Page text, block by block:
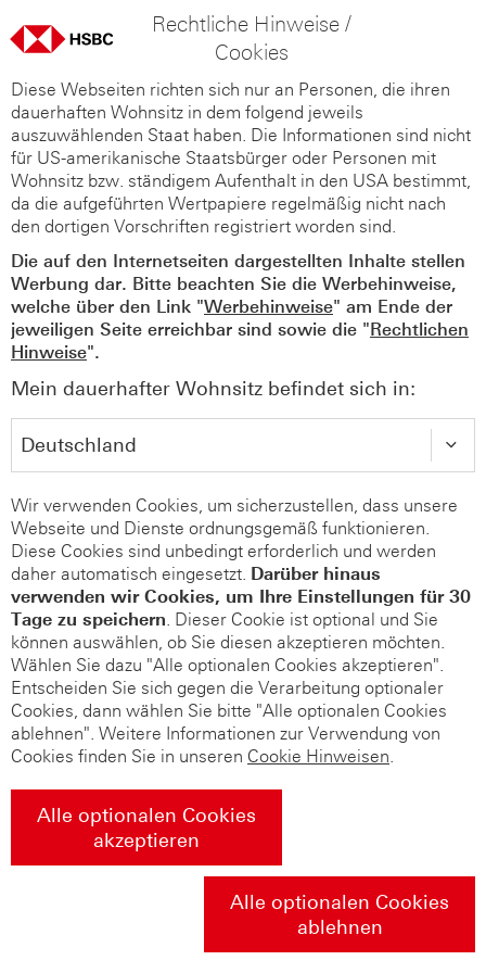
Rechtliche Hinweise /
Cookies
Diese Webseiten richten sich nur an Personen, die ihren
dauerhaften Wohnsitz in dem folgend jeweils
auszuwählenden Staat haben. Die Informationen sind nicht
für US-amerikanische Staatsbürger oder Personen mit
Wohnsitz bzw. ständigem Aufenthalt in den USA bestimmt,
da die aufgeführten Wertpapiere regelmäßig nicht nach
den dortigen Vorschriften registriert worden sind.
Die auf den Internetseiten dargestellten Inhalte stellen
Werbung dar. Bitte beachten Sie die Werbehinweise,
welche über den Link "Werbehinweise" am Ende der
jeweiligen Seite erreichbar sind sowie die "Rechtlichen
Hinweise".
Mein dauerhafter Wohnsitz befindet sich in:
Wir verwenden Cookies, um sicherzustellen, dass unsere
Webseite und Dienste ordnungsgemäß funktionieren.
Diese Cookies sind unbedingt erforderlich und werden
daher automatisch eingesetzt. Darüber hinaus
verwenden wir Cookies, um Ihre Einstellungen für 30
Tage zu speichern. Dieser Cookie ist optional und Sie
können auswählen, ob Sie diesen akzeptieren möchten.
Wählen Sie dazu "Alle optionalen Cookies akzeptieren".
Entscheiden Sie sich gegen die Verarbeitung optionaler
Cookies, dann wählen Sie bitte "Alle optionalen Cookies
ablehnen". Weitere Informationen zur Verwendung von
Cookies finden Sie in unseren Cookie Hinweisen.
Alle optionalen Cookies
akzeptieren
Alle optionalen Cookies
ablehnen